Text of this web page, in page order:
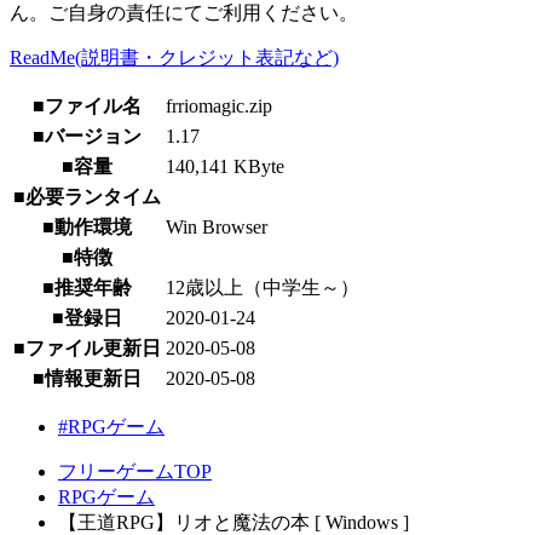
ん。ご自身の責任にてご利用ください。
ReadMe(説明書・クレジット表記など)
■ファイル名
frriomagic.zip
■バージョン
1.17
■容量
140,141 KByte
■必要ランタイム
■動作環境
Win Browser
■特徴
■推奨年齢
12歳以上（中学生～）
■登録日
2020-01-24
■ファイル更新日 2020-05-08
■情報更新日
2020-05-08
#RPGゲーム
フリーゲームTOP
RPGゲーム
【王道RPG】リオと魔法の本 [ Windows ]